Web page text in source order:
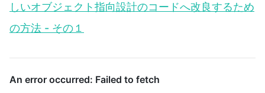
しいオブジェクト指向設計のコードへ改良するため
の方法 - その１